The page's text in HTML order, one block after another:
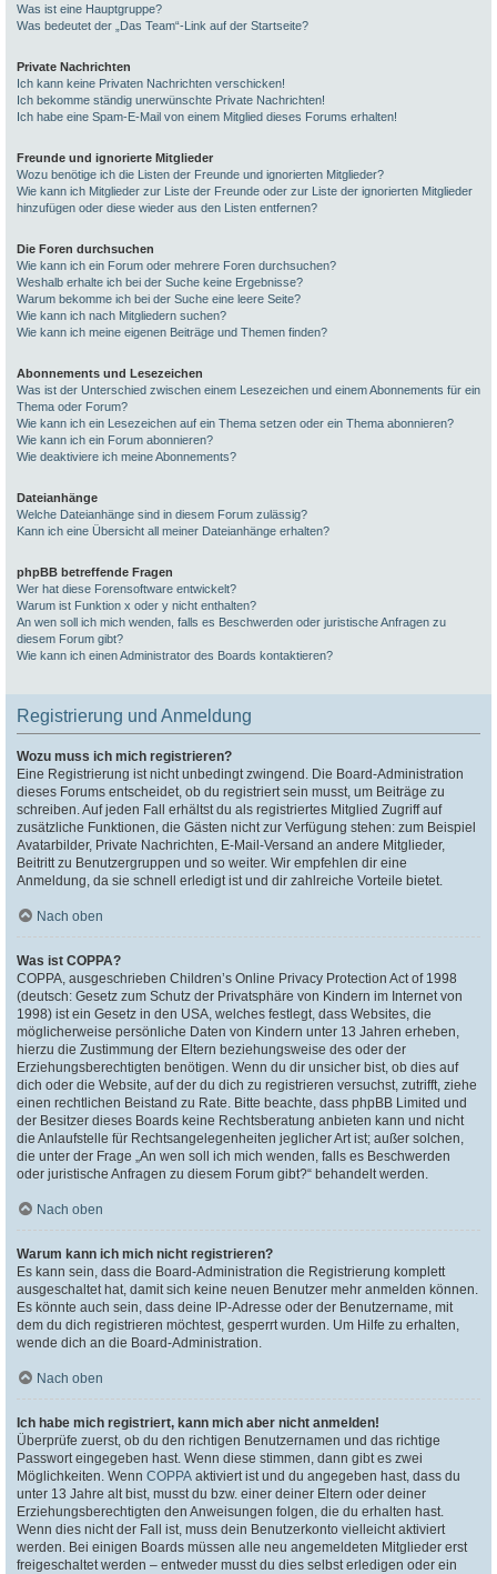
Was ist eine Hauptgruppe?
Was bedeutet der „Das Team“-Link auf der Startseite?
Private Nachrichten
Ich kann keine Privaten Nachrichten verschicken!
Ich bekomme ständig unerwünschte Private Nachrichten!
Ich habe eine Spam-E-Mail von einem Mitglied dieses Forums erhalten!
Freunde und ignorierte Mitglieder
Wozu benötige ich die Listen der Freunde und ignorierten Mitglieder?
Wie kann ich Mitglieder zur Liste der Freunde oder zur Liste der ignorierten Mitglieder
hinzufügen oder diese wieder aus den Listen entfernen?
Die Foren durchsuchen
Wie kann ich ein Forum oder mehrere Foren durchsuchen?
Weshalb erhalte ich bei der Suche keine Ergebnisse?
Warum bekomme ich bei der Suche eine leere Seite?
Wie kann ich nach Mitgliedern suchen?
Wie kann ich meine eigenen Beiträge und Themen finden?
Abonnements und Lesezeichen
Was ist der Unterschied zwischen einem Lesezeichen und einem Abonnements für ein
Thema oder Forum?
Wie kann ich ein Lesezeichen auf ein Thema setzen oder ein Thema abonnieren?
Wie kann ich ein Forum abonnieren?
Wie deaktiviere ich meine Abonnements?
Dateianhänge
Welche Dateianhänge sind in diesem Forum zulässig?
Kann ich eine Übersicht all meiner Dateianhänge erhalten?
phpBB betreffende Fragen
Wer hat diese Forensoftware entwickelt?
Warum ist Funktion x oder y nicht enthalten?
An wen soll ich mich wenden, falls es Beschwerden oder juristische Anfragen zu
diesem Forum gibt?
Wie kann ich einen Administrator des Boards kontaktieren?
Registrierung und Anmeldung
Wozu muss ich mich registrieren?
Eine Registrierung ist nicht unbedingt zwingend. Die Board-Administration
dieses Forums entscheidet, ob du registriert sein musst, um Beiträge zu
schreiben. Auf jeden Fall erhältst du als registriertes Mitglied Zugriff auf
zusätzliche Funktionen, die Gästen nicht zur Verfügung stehen: zum Beispiel
Avatarbilder, Private Nachrichten, E-Mail-Versand an andere Mitglieder,
Beitritt zu Benutzergruppen und so weiter. Wir empfehlen dir eine
Anmeldung, da sie schnell erledigt ist und dir zahlreiche Vorteile bietet.
Nach oben
Was ist COPPA?
COPPA, ausgeschrieben Children’s Online Privacy Protection Act of 1998
(deutsch: Gesetz zum Schutz der Privatsphäre von Kindern im Internet von
1998) ist ein Gesetz in den USA, welches festlegt, dass Websites, die
möglicherweise persönliche Daten von Kindern unter 13 Jahren erheben,
hierzu die Zustimmung der Eltern beziehungsweise des oder der
Erziehungsberechtigten benötigen. Wenn du dir unsicher bist, ob dies auf
dich oder die Website, auf der du dich zu registrieren versuchst, zutrifft, ziehe
einen rechtlichen Beistand zu Rate. Bitte beachte, dass phpBB Limited und
der Besitzer dieses Boards keine Rechtsberatung anbieten kann und nicht
die Anlaufstelle für Rechtsangelegenheiten jeglicher Art ist; außer solchen,
die unter der Frage „An wen soll ich mich wenden, falls es Beschwerden
oder juristische Anfragen zu diesem Forum gibt?“ behandelt werden.
Nach oben
Warum kann ich mich nicht registrieren?
Es kann sein, dass die Board-Administration die Registrierung komplett
ausgeschaltet hat, damit sich keine neuen Benutzer mehr anmelden können.
Es könnte auch sein, dass deine IP-Adresse oder der Benutzername, mit
dem du dich registrieren möchtest, gesperrt wurden. Um Hilfe zu erhalten,
wende dich an die Board-Administration.
Nach oben
Ich habe mich registriert, kann mich aber nicht anmelden!
Überprüfe zuerst, ob du den richtigen Benutzernamen und das richtige
Passwort eingegeben hast. Wenn diese stimmen, dann gibt es zwei
Möglichkeiten. Wenn COPPA aktiviert ist und du angegeben hast, dass du
unter 13 Jahre alt bist, musst du bzw. einer deiner Eltern oder deiner
Erziehungsberechtigten den Anweisungen folgen, die du erhalten hast.
Wenn dies nicht der Fall ist, muss dein Benutzerkonto vielleicht aktiviert
werden. Bei einigen Boards müssen alle neu angemeldeten Mitglieder erst
freigeschaltet werden – entweder musst du dies selbst erledigen oder ein